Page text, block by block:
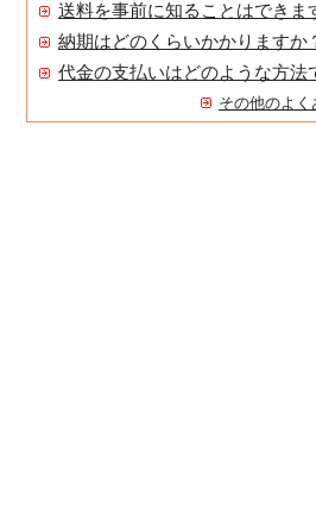
送料を事前に知ることはできま
納期はどのくらいかかりますか
その他のよく